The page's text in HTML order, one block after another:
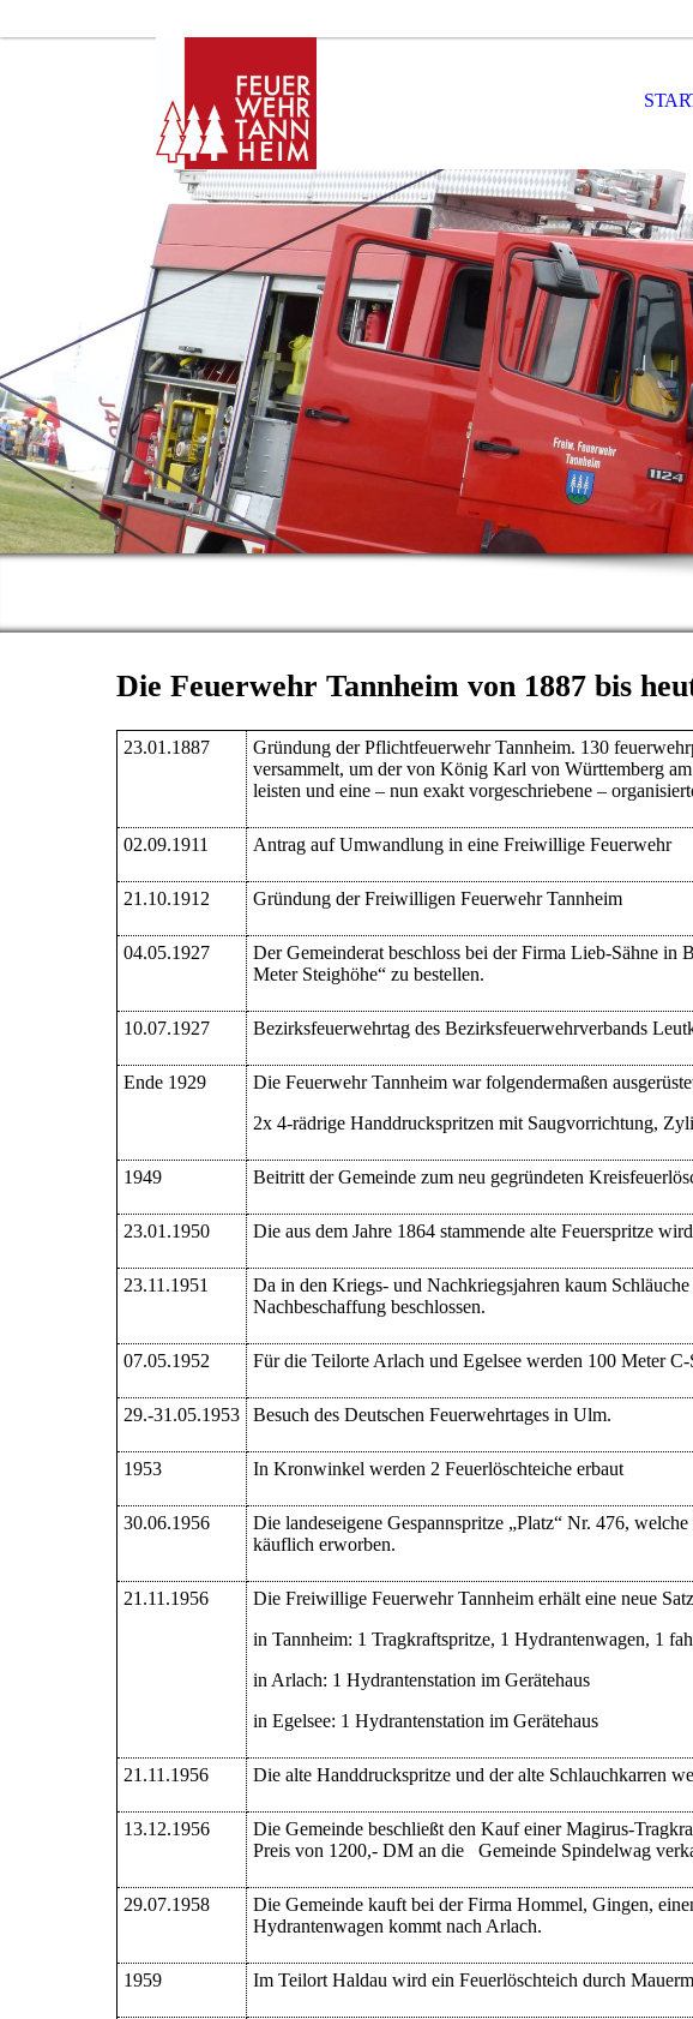
Die Feuerwehr Tannheim von 1887 bis
23.01.1887
Gründung der Pflichtfeuerwehr Tannheim. 130
versammelt, um der von König Karl von Württemberg
leisten und eine – nun exakt vorgeschriebene –
02.09.1911 Antrag auf Umwandlung in eine Freiwillige Feuerwehr
21.10.1912 Gründung der Freiwilligen Feuerwehr Tannheim
04.05.1927
Der Gemeinderat beschloss bei der Firma Lieb-Sähne in
Meter Steighöhe“ zu bestellen.
10.07.1927 Bezirksfeuerwehrtag des Bezirksfeuerwehrverbands
Ende 1929
Die Feuerwehr Tannheim war folgendermaßen
2x 4-rädrige Handdruckspritzen mit Saugvorrichtung,
1949 Beitritt der Gemeinde zum neu gegründeten
23.01.1950 Die aus dem Jahre 1864 stammende alte Feuerspritze
23.11.1951
Da in den Kriegs- und Nachkriegsjahren kaum
Nachbeschaffung beschlossen.
07.05.1952 Für die Teilorte Arlach und Egelsee werden 100 Meter
29.-31.05.1953 Besuch des Deutschen Feuerwehrtages in Ulm.
1953 In Kronwinkel werden 2 Feuerlöschteiche erbaut
30.06.1956
Die landeseigene Gespannspritze „Platz“ Nr. 476,
käuflich erworben.
21.11.1956
Die Freiwillige Feuerwehr Tannheim erhält eine neue
in Tannheim: 1 Tragkraftspritze, 1 Hydrantenwagen, 1
in Arlach: 1 Hydrantenstation im Gerätehaus
in Egelsee: 1 Hydrantenstation im Gerätehaus
21.11.1956 Die alte Handdruckspritze und der alte Schlauchkarren
13.12.1956
Die Gemeinde beschließt den Kauf einer Magirus-
Preis von 1200,- DM an die Gemeinde Spindelwag
29.07.1958
Die Gemeinde kauft bei der Firma Hommel, Gingen,
Hydrantenwagen kommt nach Arlach.
1959 Im Teilort Haldau wird ein Feuerlöschteich durch